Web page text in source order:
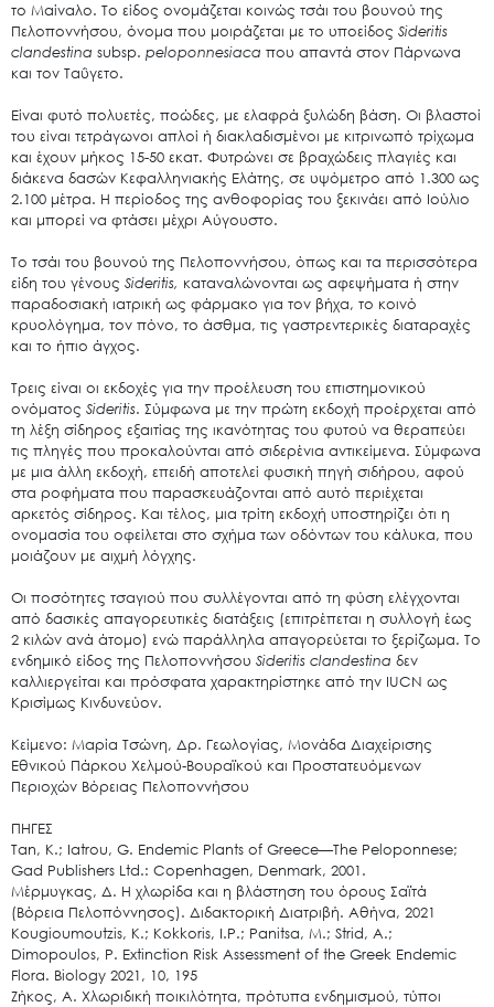
Search
for:
Ο.ΦΥ.ΠΕ.Κ.Α.
Άξονες δράσης
Μ.Δ.Π.Π.
Έργα
Επικοινωνία
το Μαίναλο. Το είδος ονομάζεται κοινώς τσάι του βουνού της
Πελοποννήσου, όνομα που μοιράζεται με το υποείδος Sideritis
clandestina subsp. peloponnesiaca που απαντά στον Πάρνωνα
και τον Ταΰγετο.
Είναι φυτό πολυετές, ποώδες, με ελαφρά ξυλώδη βάση. Οι βλαστοί
του είναι τετράγωνοι απλοί ή διακλαδισμένοι με κιτρινωπό τρίχωμα
και έχουν μήκος 15-50 εκατ. Φυτρώνει σε βραχώδεις πλαγιές και
διάκενα δασών Κεφαλληνιακής Ελάτης, σε υψόμετρο από 1.300 ως
2.100 μέτρα. Η περίοδος της ανθοφορίας του ξεκινάει από Ιούλιο
και μπορεί να φτάσει μέχρι Αύγουστο.
Το τσάι του βουνού της Πελοποννήσου, όπως και τα περισσότερα
είδη του γένους Sideritis, καταναλώνονται ως αφεψήματα ή στην
παραδοσιακή ιατρική ως φάρμακο για τον βήχα, το κοινό
κρυολόγημα, τον πόνο, το άσθμα, τις γαστρεντερικές διαταραχές
και το ήπιο άγχος.
Τρεις είναι οι εκδοχές για την προέλευση του επιστημονικού
ονόματος Sideritis. Σύμφωνα με την πρώτη εκδοχή προέρχεται από
τη λέξη σίδηρος εξαιτίας της ικανότητας του φυτού να θεραπεύει
τις πληγές που προκαλούνται από σιδερένια αντικείμενα. Σύμφωνα
με μια άλλη εκδοχή, επειδή αποτελεί φυσική πηγή σιδήρου, αφού
στα ροφήματα που παρασκευάζονται από αυτό περιέχεται
αρκετός σίδηρος. Και τέλος, μια τρίτη εκδοχή υποστηρίζει ότι η
ονομασία του οφείλεται στο σχήμα των οδόντων του κάλυκα, που
μοιάζουν με αιχμή λόγχης.
Οι ποσότητες τσαγιού που συλλέγονται από τη φύση ελέγχονται
από δασικές απαγορευτικές διατάξεις (επιτρέπεται η συλλογή έως
2 κιλών ανά άτομο) ενώ παράλληλα απαγορεύεται το ξερίζωμα. Το
ενδημικό είδος της Πελοποννήσου Sideritis clandestina δεν
καλλιεργείται και πρόσφατα χαρακτηρίστηκε από την IUCN ως
Κρισίμως Κινδυνεύον.
Κείμενο: Μαρία Τσώνη, Δρ. Γεωλογίας, Μονάδα Διαχείρισης
Εθνικού Πάρκου Χελμού-Βουραϊκού και Προστατευόμενων
Περιοχών Βόρειας Πελοποννήσου
ΠΗΓΕΣ
Tan, K.; Iatrou, G. Endemic Plants of Greece—The Peloponnese;
Gad Publishers Ltd.: Copenhagen, Denmark, 2001.
Μέρμυγκας, Δ. Η χλωρίδα και η βλάστηση του όρους Σαϊτά
(Βόρεια Πελοπόννησος). Διδακτορική Διατριβή. Αθήνα, 2021
Kougioumoutzis, K.; Kokkoris, I.P.; Panitsa, M.; Strid, A.;
Dimopoulos, P. Extinction Risk Assessment of the Greek Endemic
Flora. Biology 2021, 10, 195
Ζήκος, Α. Χλωριδική ποικιλότητα, πρότυπα ενδημισμού, τύποι